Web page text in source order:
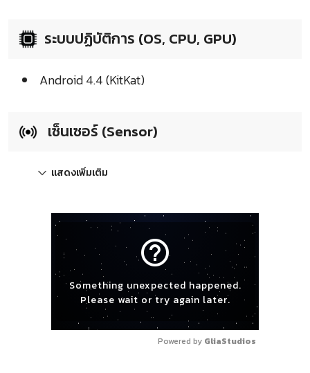
ระบบปฏิบัติการ (OS, CPU, GPU)
Android 4.4 (KitKat)
เซ็นเซอร์ (Sensor)
แสดงเพิ่มเติม
help_outline
Something unexpected happened.
Please wait or try again later.
Powered by GliaStudios